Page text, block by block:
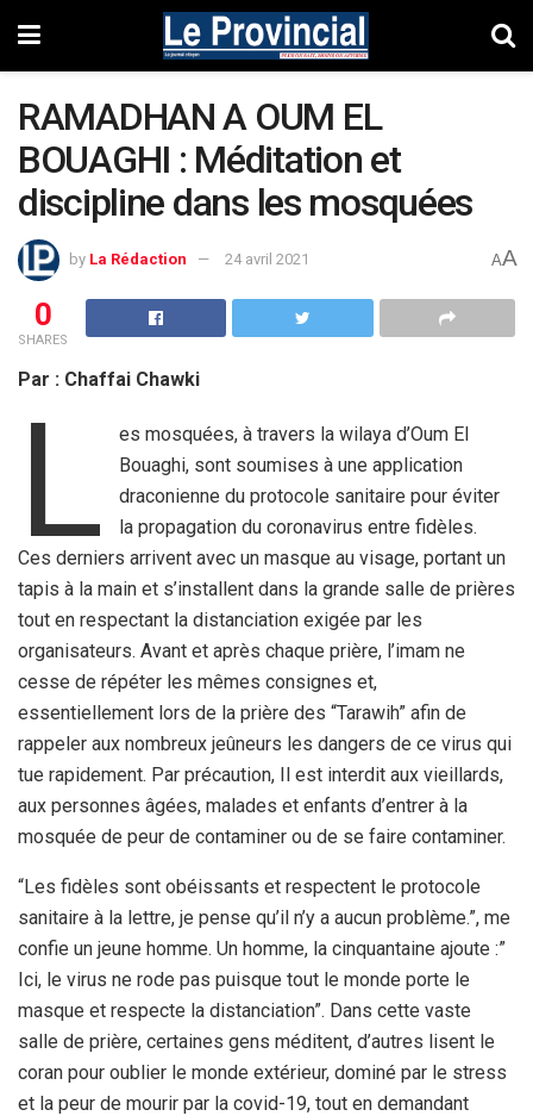
RAMADHAN A OUM EL
BOUAGHI : Méditation et
discipline dans les mosquées
by La Rédaction 24 avril 2021 AA
0
SHARES
Par : Chaffai Chawki
L
es mosquées, à travers la wilaya d’Oum El
Bouaghi, sont soumises à une application
draconienne du protocole sanitaire pour éviter
la propagation du coronavirus entre fidèles.
Ces derniers arrivent avec un masque au visage, portant un
tapis à la main et s’installent dans la grande salle de prières
tout en respectant la distanciation exigée par les
organisateurs. Avant et après chaque prière, l’imam ne
cesse de répéter les mêmes consignes et,
essentiellement lors de la prière des “Tarawih” afin de
rappeler aux nombreux jeûneurs les dangers de ce virus qui
tue rapidement. Par précaution, Il est interdit aux vieillards,
aux personnes âgées, malades et enfants d’entrer à la
mosquée de peur de contaminer ou de se faire contaminer.
“Les fidèles sont obéissants et respectent le protocole
sanitaire à la lettre, je pense qu’il n’y a aucun problème.”, me
confie un jeune homme. Un homme, la cinquantaine ajoute :”
Ici, le virus ne rode pas puisque tout le monde porte le
masque et respecte la distanciation”. Dans cette vaste
salle de prière, certaines gens méditent, d’autres lisent le
coran pour oublier le monde extérieur, dominé par le stress
et la peur de mourir par la covid-19, tout en demandant